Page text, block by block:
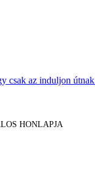
az induljon
HONLAPJA